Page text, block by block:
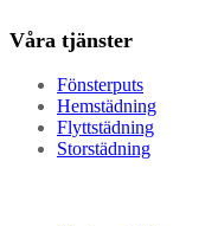
Våra tjänster
Fönsterputs
Hemstädning
Flyttstädning
Storstädning